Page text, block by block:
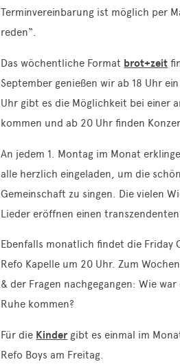
Terminvereinbarung ist möglich per
reden“.
Das wöchentliche Format brot+zeit
September genießen wir ab 18 Uhr
Uhr gibt es die Möglichkeit bei einer
kommen und ab 20 Uhr finden
An jedem 1. Montag im Monat
alle herzlich eingeladen, um die
Gemeinschaft zu singen. Die vielen
Lieder eröffnen einen
Ebenfalls monatlich findet die Friday
Refo Kapelle um 20 Uhr. Zum
& der Fragen nachgegangen: Wie
Ruhe kommen?
Für die Kindergibt es einmal im
Refo Boys am Freitag.